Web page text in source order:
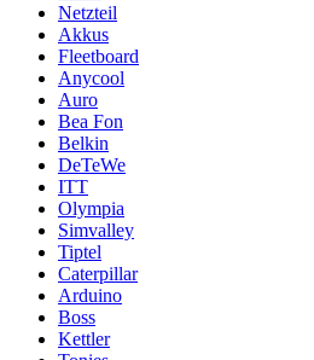
Netzteil
Akkus
Fleetboard
Anycool
Auro
Bea Fon
Belkin
DeTeWe
ITT
Olympia
Simvalley
Tiptel
Caterpillar
Arduino
Boss
Kettler